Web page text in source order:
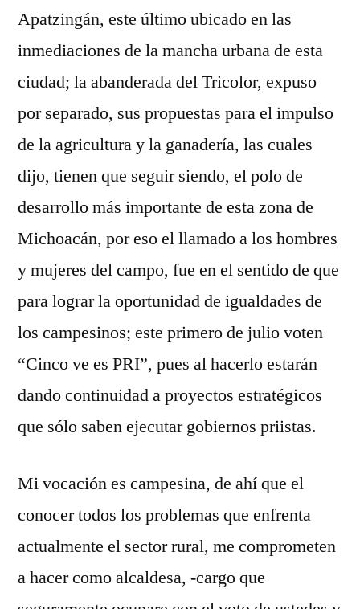
Apatzingán, este último ubicado en las
inmediaciones de la mancha urbana de esta
ciudad; la abanderada del Tricolor, expuso
por separado, sus propuestas para el impulso
de la agricultura y la ganadería, las cuales
dijo, tienen que seguir siendo, el polo de
desarrollo más importante de esta zona de
Michoacán, por eso el llamado a los hombres
y mujeres del campo, fue en el sentido de que
para lograr la oportunidad de igualdades de
los campesinos; este primero de julio voten
“Cinco ve es PRI”, pues al hacerlo estarán
dando continuidad a proyectos estratégicos
que sólo saben ejecutar gobiernos priistas.
Mi vocación es campesina, de ahí que el
conocer todos los problemas que enfrenta
actualmente el sector rural, me comprometen
a hacer como alcaldesa, -cargo que